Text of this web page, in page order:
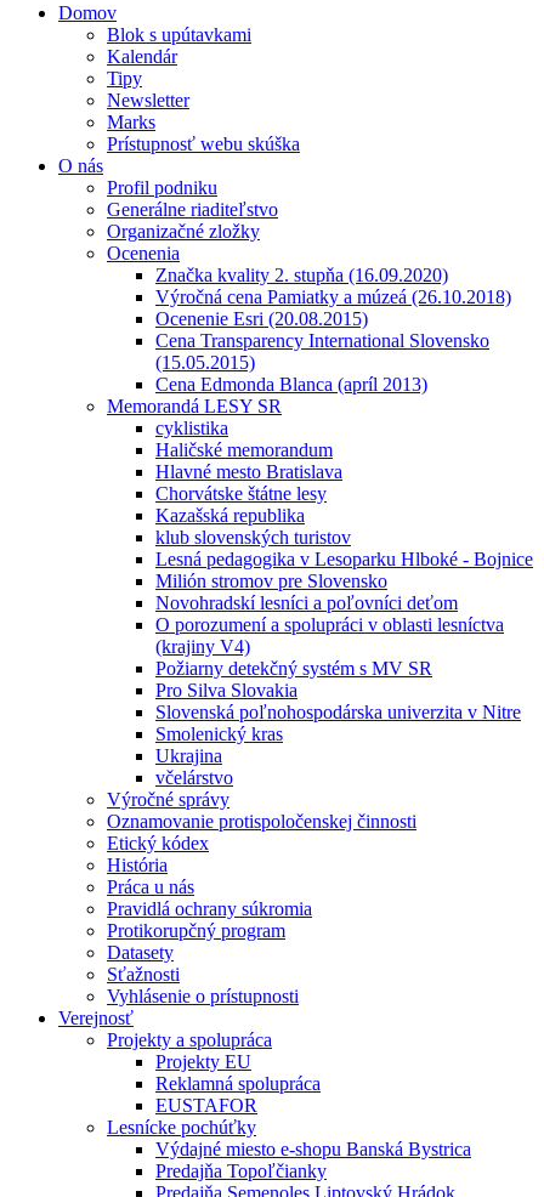
Domov
Blok s upútavkami
Kalendár
Tipy
Newsletter
Marks
Prístupnosť webu skúška
O nás
Profil podniku
Generálne riaditeľstvo
Organizačné zložky
Ocenenia
Značka kvality 2. stupňa (16.09.2020)
Výročná cena Pamiatky a múzeá (26.10.2018)
Ocenenie Esri (20.08.2015)
Cena Transparency International Slovensko
(15.05.2015)
Cena Edmonda Blanca (apríl 2013)
Memorandá LESY SR
cyklistika
Haličské memorandum
Hlavné mesto Bratislava
Chorvátske štátne lesy
Kazašská republika
klub slovenských turistov
Lesná pedagogika v Lesoparku Hlboké - Bojnice
Milión stromov pre Slovensko
Novohradskí lesníci a poľovníci deťom
O porozumení a spolupráci v oblasti lesníctva
(krajiny V4)
Požiarny detekčný systém s MV SR
Pro Silva Slovakia
Slovenská poľnohospodárska univerzita v Nitre
Smolenický kras
Ukrajina
včelárstvo
Výročné správy
Oznamovanie protispoločenskej činnosti
Etický kódex
História
Práca u nás
Pravidlá ochrany súkromia
Protikorupčný program
Datasety
Sťažnosti
Vyhlásenie o prístupnosti
Verejnosť
Projekty a spolupráca
Projekty EU
Reklamná spolupráca
EUSTAFOR
Lesnícke pochúťky
Výdajné miesto e-shopu Banská Bystrica
Predajňa Topoľčianky
Predajňa Semenoles Liptovský Hrádok